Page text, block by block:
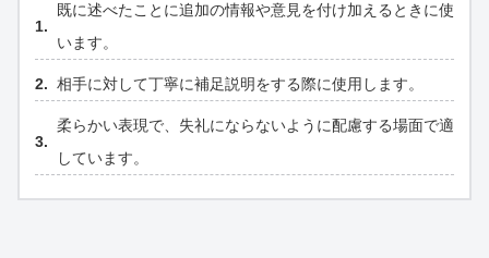
既に述べたことに追加の情報や意見を付け加えるときに使
います。
相手に対して丁寧に補足説明をする際に使用します。
柔らかい表現で、失礼にならないように配慮する場面で適
しています。